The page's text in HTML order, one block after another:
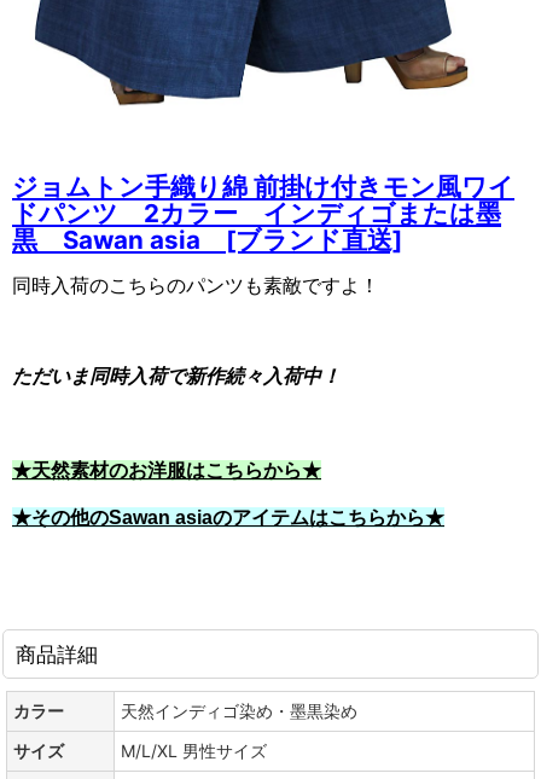
ジョムトン手織り綿 前掛け付きモン風ワイ
ドパンツ 2カラー インディゴまたは墨
黒 Sawan asia [ブランド直送]
同時入荷のこちらのパンツも素敵ですよ！
ただいま同時入荷で新作続々入荷中！
★天然素材のお洋服はこちらから★
★その他のSawan asiaのアイテムはこちらから★
商品詳細
カラー
天然インディゴ染め・墨黒染め
サイズ
M/L/XL 男性サイズ